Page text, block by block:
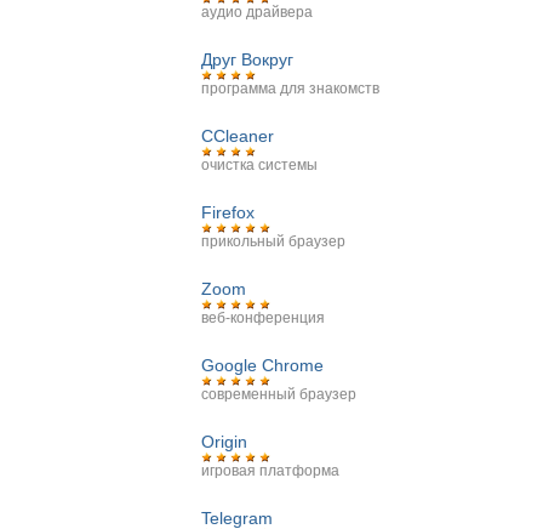
аудио драйвера
Друг Вокруг
программа для знакомств
CCleaner
очистка системы
Firefox
прикольный браузер
Zoom
веб-конференция
Google Chrome
современный браузер
Origin
игровая платформа
Telegram